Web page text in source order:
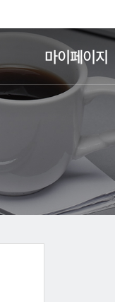
마이페이지